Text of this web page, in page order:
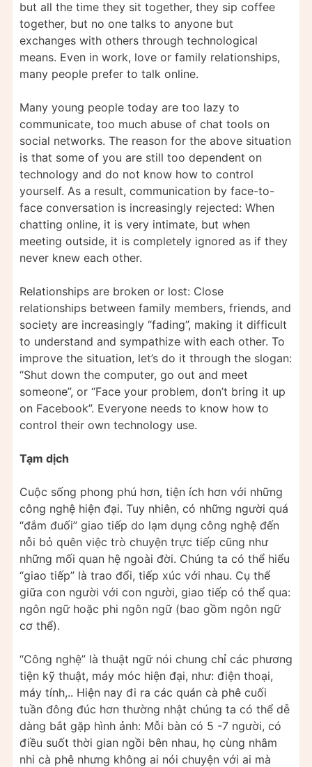
but all the time they sit together, they sip coffee
together, but no one talks to anyone but
exchanges with others through technological
means. Even in work, love or family relationships,
many people prefer to talk online.
Many young people today are too lazy to
communicate, too much abuse of chat tools on
social networks. The reason for the above situation
is that some of you are still too dependent on
technology and do not know how to control
yourself. As a result, communication by face-to-
face conversation is increasingly rejected: When
chatting online, it is very intimate, but when
meeting outside, it is completely ignored as if they
never knew each other.
Relationships are broken or lost: Close
relationships between family members, friends, and
society are increasingly “fading”, making it difficult
to understand and sympathize with each other. To
improve the situation, let’s do it through the slogan:
“Shut down the computer, go out and meet
someone”, or “Face your problem, don’t bring it up
on Facebook”. Everyone needs to know how to
control their own technology use.
Tạm dịch
Cuộc sống phong phú hơn, tiện ích hơn với những
công nghệ hiện đại. Tuy nhiên, có những người quá
“đắm đuối” giao tiếp do lạm dụng công nghệ đến
nỗi bỏ quên việc trò chuyện trực tiếp cũng như
những mối quan hệ ngoài đời. Chúng ta có thể hiểu
“giao tiếp” là trao đổi, tiếp xúc với nhau. Cụ thể
giữa con người với con người, giao tiếp có thể qua:
ngôn ngữ hoặc phi ngôn ngữ (bao gồm ngôn ngữ
cơ thể).
“Công nghệ” là thuật ngữ nói chung chỉ các phương
tiện kỹ thuật, máy móc hiện đại, như: điện thoại,
máy tính,.. Hiện nay đi ra các quán cà phê cuối
tuần đông đúc hơn thường nhật chúng ta có thể dễ
dàng bắt gặp hình ảnh: Mỗi bàn có 5 -7 người, có
điều suốt thời gian ngồi bên nhau, họ cùng nhâm
nhi cà phê nhưng không ai nói chuyện với ai mà